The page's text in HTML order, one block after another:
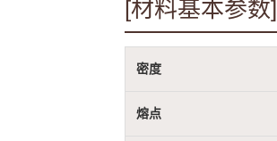
[材料基本参数]
密度
熔点